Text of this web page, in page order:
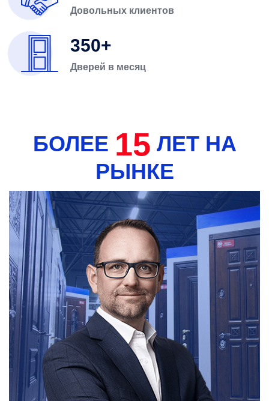
Довольных клиентов
350
Дверей в месяц
БОЛЕЕ 15 ЛЕТ НА
РЫНКЕ